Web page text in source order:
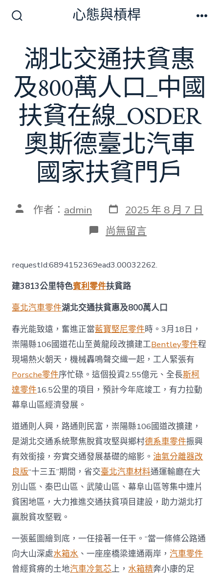
切
換
開
關
心態與槓桿
湖北交通扶貧惠
及800萬人口_中國
扶貧在線_OSDER
奧斯德臺北汽車
國家扶貧門戶
文 作者： admin 發
表
日
期
2025 年 8 月 7 日
在
〈湖
交
通
扶
貧
及
萬
人
口
_
中
國
扶
貧
_OSDER
奧
斯
德
臺
北
汽
車
國
貧
門
戶〉
中
尚無留言
requestId:6894152369ead3.00032262.
建3813公里特色賓利零件扶貧路
臺北汽車零件湖北交通扶貧惠及800萬人口
春光能致遠，奮進正當藍寶堅尼零件時。3月18日，
崇陽縣106國道花山至黃龍段改擴建工Bentley零件程
現場熱火朝天，機械轟鳴聲交織一起，工人緊張有
Porsche零件序忙碌。這個投資2.55億元、全長斯柯
達零件16.5公里的項目，預計今年底竣工，有力拉動
幕阜山區經濟發展。
道通則人興，路通則民富，崇陽縣106國道改擴建，
是湖北交通系統聚焦脫貧攻堅與鄉村德系車零件振興
有效銜接，夯實交通發展基礎的縮影。 油氣分離器改
良版“十三五”期間，省交臺北汽車材料通運輸廳在大
別山區、秦巴山區、武陵山區、幕阜山區等集中連片
貧困地區，大力推進交通扶貧項目建設，助力湖北打
贏脫貧攻堅戰。
一張藍圖繪到底，一任接著一任干。“當一條條公路通
向大山深處水箱水 、一座座橋梁連通兩岸，汽車零件
曾經貧瘠的土地汽車冷氣芯上，水箱精奔小康的足